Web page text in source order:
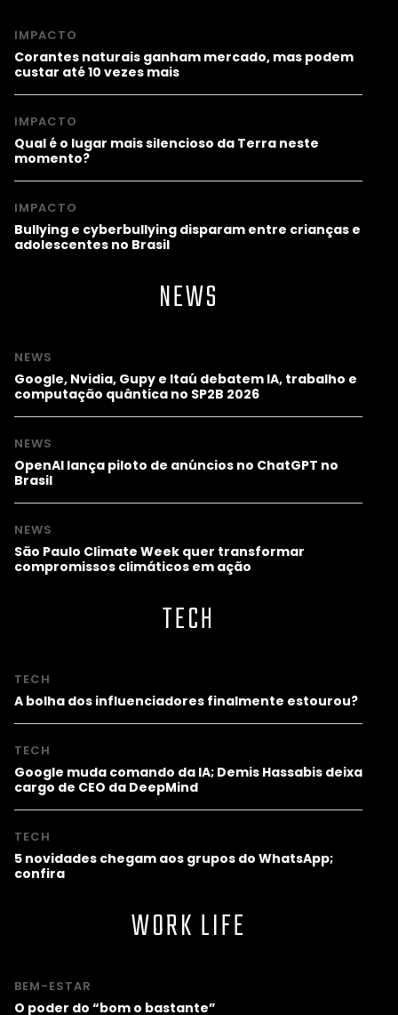
IMPACTO
Corantes naturais ganham mercado, mas podem
custar até 10 vezes mais
IMPACTO
Qual é o lugar mais silencioso da Terra neste
momento?
IMPACTO
Bullying e cyberbullying disparam entre crianças e
adolescentes no Brasil
NEWS
NEWS
Google, Nvidia, Gupy e Itaú debatem IA, trabalho e
computação quântica no SP2B 2026
NEWS
OpenAI lança piloto de anúncios no ChatGPT no
Brasil
NEWS
São Paulo Climate Week quer transformar
compromissos climáticos em ação
TECH
TECH
A bolha dos influenciadores finalmente estourou?
TECH
Google muda comando da IA; Demis Hassabis deixa
cargo de CEO da DeepMind
TECH
5 novidades chegam aos grupos do WhatsApp;
confira
WORK LIFE
BEM-ESTAR
O poder do “bom o bastante”